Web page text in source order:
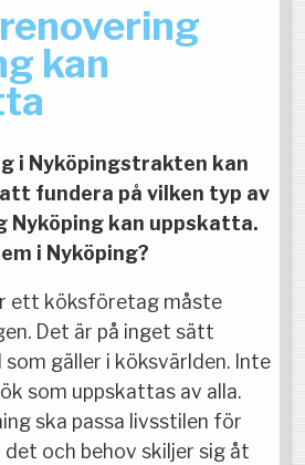
kan
i Nyköpingstrakten kan
fundera på vilken typ av
Nyköping kan uppskatta.
i Nyköping?
ett köksföretag måste
Det är på inget sätt
gäller i köksvärlden. Inte
som uppskattas av alla.
ska passa livsstilen för
och behov skiljer sig åt